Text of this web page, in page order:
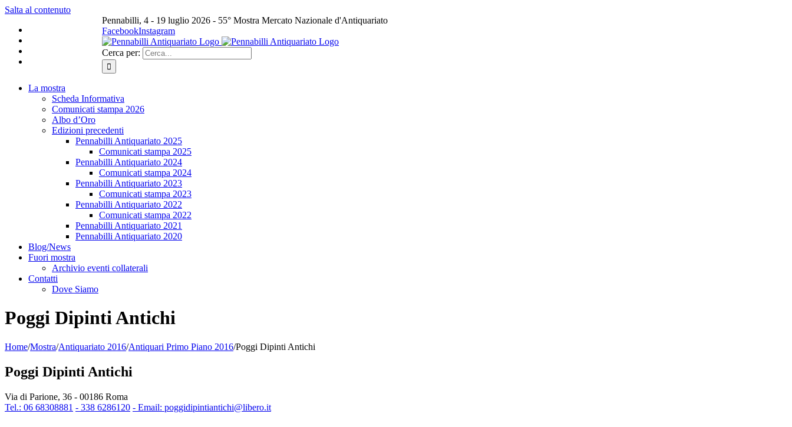
Salta al contenuto
Pennabilli, 4 - 19 luglio 2026 - 55° Mostra Mercato Nazionale d'Antiquariato
FacebookInstagram
Cerca per:
La mostra
Scheda Informativa
Comunicati stampa 2026
Albo d’Oro
Edizioni precedenti
Pennabilli Antiquariato 2025
Comunicati stampa 2025
Pennabilli Antiquariato 2024
Comunicati stampa 2024
Pennabilli Antiquariato 2023
Comunicati stampa 2023
Pennabilli Antiquariato 2022
Comunicati stampa 2022
Pennabilli Antiquariato 2021
Pennabilli Antiquariato 2020
Blog/News
Fuori mostra
Archivio eventi collaterali
Contatti
Dove Siamo
Poggi Dipinti Antichi
Home/Mostra/Antiquariato 2016/Antiquari Primo Piano 2016/Poggi Dipinti Antichi
Poggi Dipinti Antichi
Via di Parione, 36 - 00186 Roma
Tel.: 06 68308881 - 338 6286120 - Email: poggidipintiantichi@libero.it